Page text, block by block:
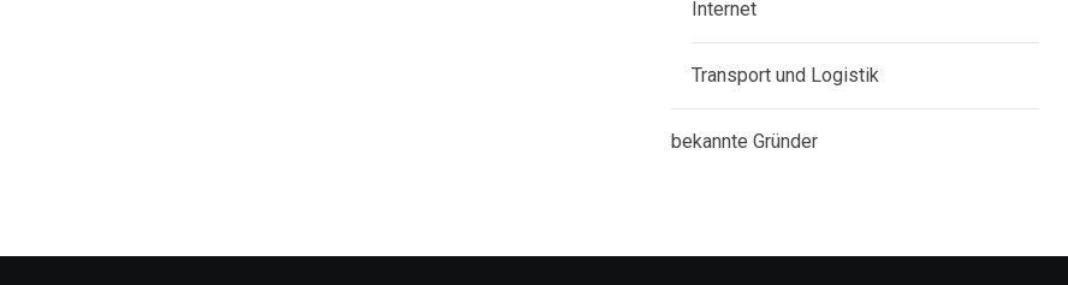
Internet
Transport und Logistik
bekannte Gründer